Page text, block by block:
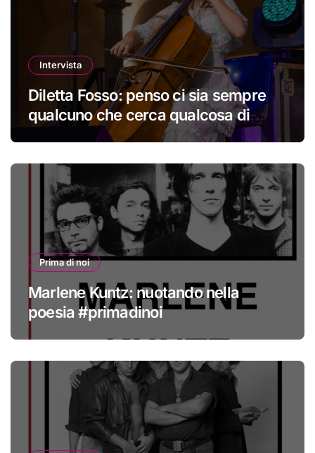
Intervista
Diletta Fosso: penso ci sia sempre
qualcuno che cerca qualcosa di
Prima di noi
Marlene Kuntz: nuotando nella
poesia #primadinoi